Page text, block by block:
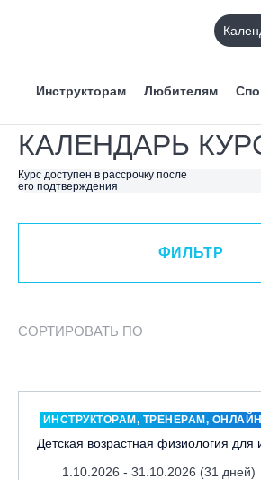
Инструкторам Любителям
КАЛЕНДАРЬ
Курс доступен в рассрочку после
его подтверждения
ФИЛЬТР
ВИД СПОРТА
Я ХОЧУ
КАТЕГОРИЯ
ЛЕКТОР
ФИЛЬТР
СОРТИРОВАТЬ ПО
ИНСТРУКТОРАМ, ТРЕНЕРАМ,
Детская возрастная физиология для
1.10.2026 - 31.10.2026 (31 дней)